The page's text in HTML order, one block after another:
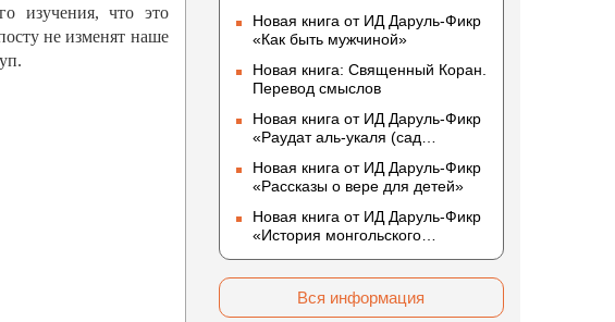
изучения, что это
не изменят наше
Новая книга от ИД Даруль-Фикр
«Как быть мужчиной»
Новая книга: Священный Коран.
Перевод смыслов
Новая книга от ИД Даруль-Фикр
«Раудат аль-укаля (cад
благородных)»
Новая книга от ИД Даруль-Фикр
«Рассказы о вере для детей»
Новая книга от ИД Даруль-Фикр
«История монгольского
Вся информация